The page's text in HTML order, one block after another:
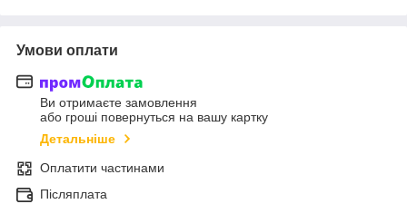
Умови оплати
Ви отримаєте замовлення
або гроші повернуться на вашу картку
Детальніше
Оплатити частинами
Післяплата